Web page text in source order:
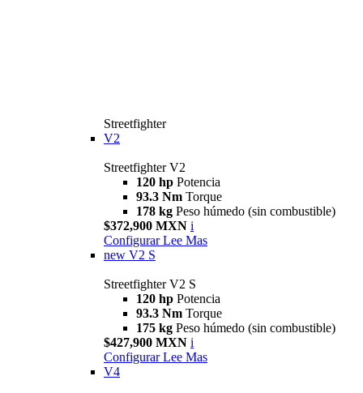
Streetfighter
V2
Streetfighter V2
120 hp Potencia
93.3 Nm Torque
178 kg Peso húmedo (sin combustible)
$372,900 MXN i
Configurar Lee Mas
new V2 S
Streetfighter V2 S
120 hp Potencia
93.3 Nm Torque
175 kg Peso húmedo (sin combustible)
$427,900 MXN i
Configurar Lee Mas
V4